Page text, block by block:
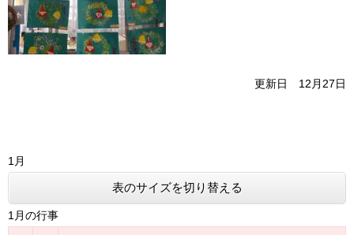
更新日 12月27日
1月
表のサイズを切り替える
1月の行事